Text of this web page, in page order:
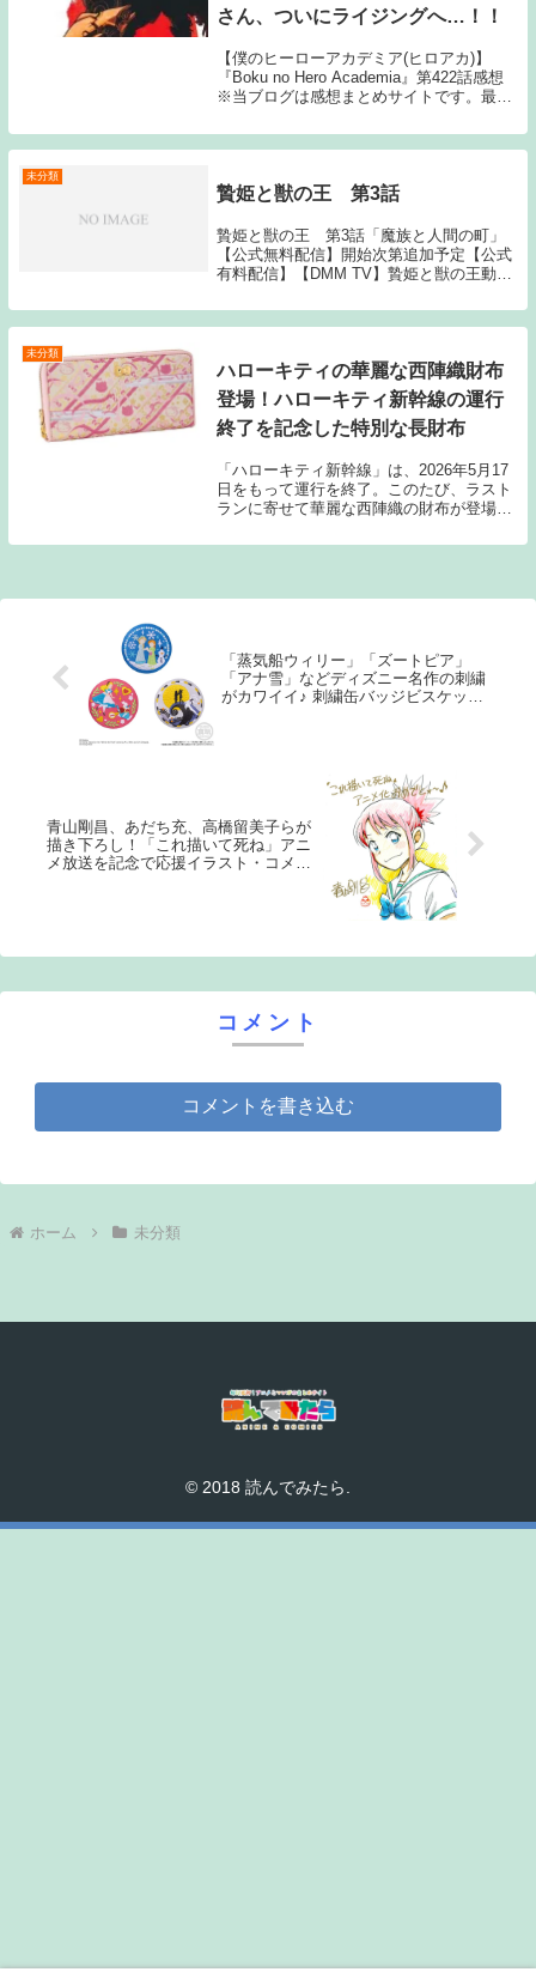
さん、ついにライジングへ…！！
【僕のヒーローアカデミア(ヒロアカ)】
『Boku no Hero Academia』第422話感想
※当ブログは感想まとめサイトです。最新
バレと注記しておりますが、マンガ本編の
セリフ書きおこしやスクリーン...
未分類
贄姫と獣の王 第3話
贄姫と獣の王 第3話「魔族と人間の町」
【公式無料配信】開始次第追加予定【公式
有料配信】【DMM TV】贄姫と獣の王動画
first appeared on Youtubeアニメ無料動画
++....
未分類
ハローキティの華麗な西陣織財布
登場！ハローキティ新幹線の運行
終了を記念した特別な長財布
「ハローキティ新幹線」は、2026年5月17
日をもって運行を終了。このたび、ラスト
ランに寄せて華麗な西陣織の財布が登場し
「蒸気船ウィリー」「ズートピア」
「アナ雪」などディズニー名作の刺繍
がカワイイ♪ 刺繍缶バッジビスケット
青山剛昌、あだち充、高橋留美子らが
描き下ろし！「これ描いて死ね」アニ
メ放送を記念で応援イラスト・コメン
コメント
コメントを書き込む
ホーム 未分類
© 2018 読んでみたら.